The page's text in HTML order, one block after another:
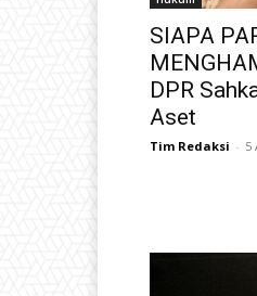
SIAPA
DPR
Aset
Tim Redaksi - 5